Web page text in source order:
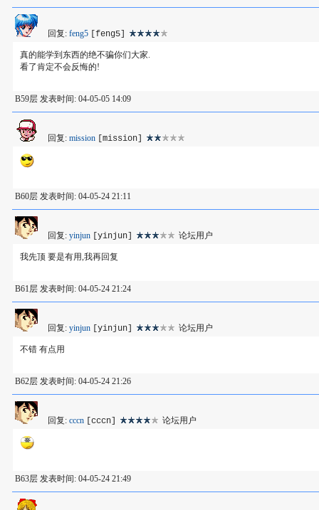
回复: feng5 [feng5]
真的能学到东西的绝不骗你们大家.
看了肯定不会反悔的!
B59层 发表时间: 04-05-05 14:09
回复: mission [mission]
B60层 发表时间: 04-05-24 21:11
回复: yinjun [yinjun] 论坛用户
我先顶 要是有用,我再回复
B61层 发表时间: 04-05-24 21:24
回复: yinjun [yinjun] 论坛用户
不错 有点用
B62层 发表时间: 04-05-24 21:26
回复: cccn [cccn] 论坛用户
B63层 发表时间: 04-05-24 21:49